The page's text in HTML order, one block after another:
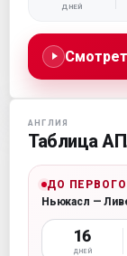
ДНЕЙ
АНГЛИЯ
Таблица
ДО
Ньюкасл —
16
ДНЕЙ